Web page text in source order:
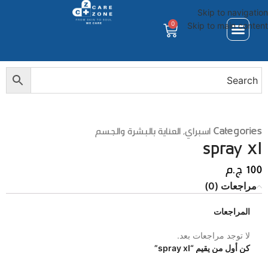
Skip to navigation
Skip to main content
0
Categoriesاسبراي,العناية بالبشرة والجسم
spray xI
100ج.م
مراجعات (0)
المراجعات
لا توجد مراجعات بعد.
كن أول من يقيم “spray xI”